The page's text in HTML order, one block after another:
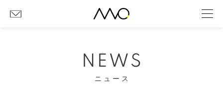
NEWS
ニュース